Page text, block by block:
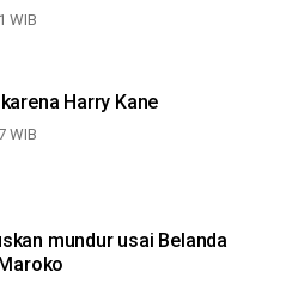
WIB
Harry Kane
WIB
mundur usai Belanda